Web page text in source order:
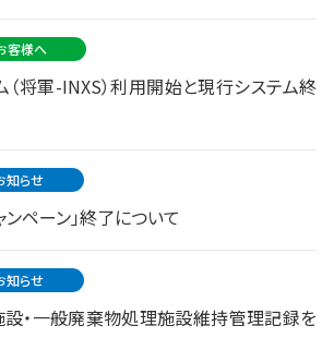
客様へ
（将軍-INXS）利用開始と現行システム終
知らせ
ペーン」終了について
知らせ
・一般廃棄物処理施設維持管理記録を